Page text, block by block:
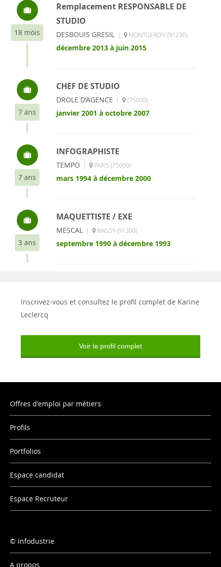
18 mois
Remplacement RESPONSABLE DE
STUDIO
DESBOUIS GRESIL | MONTGERON (91230)
décembre 2013 à juin 2015
7 ans
CHEF DE STUDIO
DROLE D’AGENCE | (75000)
janvier 2001 à octobre 2007
7 ans
INFOGRAPHISTE
TEMPO | PARIS (75000)
mars 1994 à décembre 2000
3 ans
MAQUETTISTE / EXE
MESCAL | MASSY (91300)
septembre 1990 à décembre 1993
Inscrivez-vous et consultez le profil complet de Karine
Leclercq
Voir le profil complet
Offres d'emploi par métiers
Profils
Portfolios
Espace candidat
Espace Recruteur
Infodustrie
A propos